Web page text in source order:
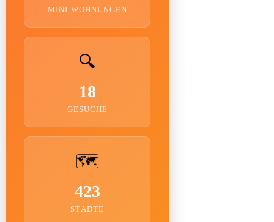
MINI-WOHNUNGEN
🔍
18
GESUCHE
🗺️
423
STÄDTE